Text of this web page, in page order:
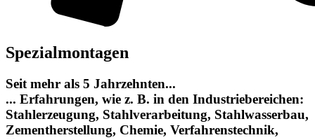
Spezialmontagen
Seit mehr als 5 Jahrzehnten...
... Erfahrungen, wie z. B. in den Industriebereichen:
Stahlerzeugung, Stahlverarbeitung, Stahlwasserbau,
Zementherstellung, Chemie, Verfahrenstechnik,